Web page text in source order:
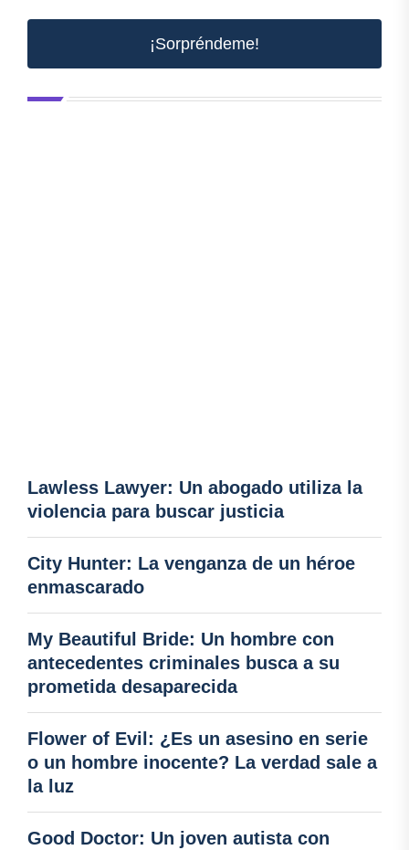
¡Sorpréndeme!
Lawless Lawyer: Un abogado utiliza la
violencia para buscar justicia
City Hunter: La venganza de un héroe
enmascarado
My Beautiful Bride: Un hombre con
antecedentes criminales busca a su
prometida desaparecida
Flower of Evil: ¿Es un asesino en serie
o un hombre inocente? La verdad sale a
la luz
Good Doctor: Un joven autista con